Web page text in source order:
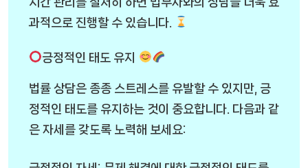
과적으로 진행할 수 있습니다.
긍정적인 태도 유지
법률 상담은 종종 스트레스를 유발할 수 있지만, 긍
정적인 태도를 유지하는 것이 중요합니다. 다음과 같
은 자세를 갖도록 노력해 보세요: